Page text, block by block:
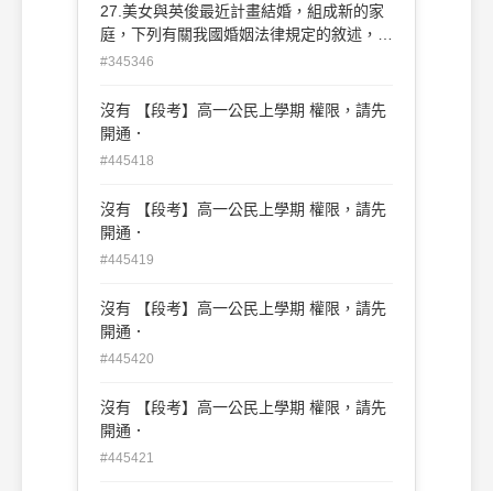
27.美女與英俊最近計畫結婚，組成新的家
庭，下列有關我國婚姻法律規定的敘述，何
者正確？(甲)結婚之前一定要經過訂婚的程
要有三人以上的證人 (丙)有關婚姻的法律規
定主要明訂於〈民法親屬篇〉 (丁)若夫妻並
#345346
沒有 【段考】高一公民上學期 權限，請先
開通．
#445418
沒有 【段考】高一公民上學期 權限，請先
開通．
#445419
沒有 【段考】高一公民上學期 權限，請先
開通．
#445420
沒有 【段考】高一公民上學期 權限，請先
開通．
#445421